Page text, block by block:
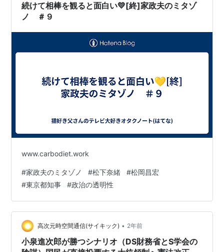
続けて相棒を観ると面白い💛[終]家政夫のミタゾ
ノ ＃９
www.carbodiet.work
#家政夫のミタゾノ #松下奈緒 #松岡昌宏
#東京都知事 #政治の透明性
高次元時空間通信(サイキック) • 2年前
小泉進次郎が勝つシナリオ（DS財務省とS学会の